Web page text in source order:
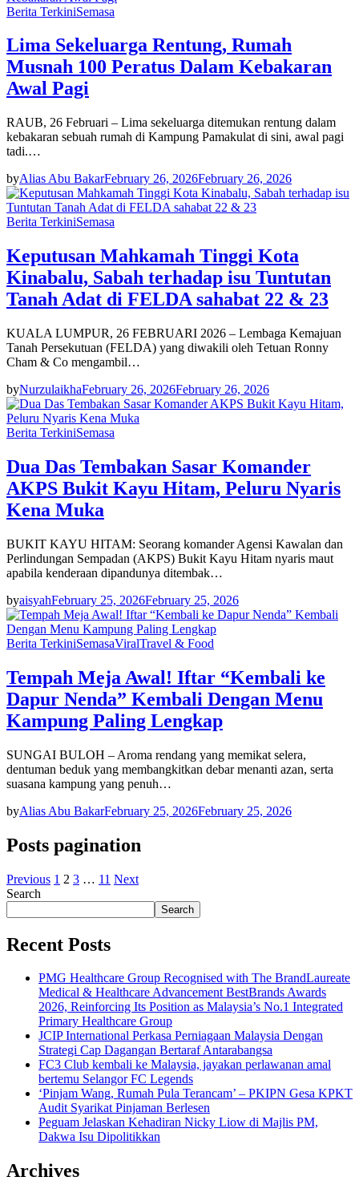
Berita TerkiniSemasa
Lima Sekeluarga Rentung, Rumah
Musnah 100 Peratus Dalam Kebakaran
Awal Pagi
RAUB, 26 Februari – Lima sekeluarga ditemukan rentung dalam
kebakaran sebuah rumah di Kampung Pamakulat di sini, awal pagi
tadi.…
byAlias Abu BakarFebruary 26, 2026February 26, 2026
Berita TerkiniSemasa
Keputusan Mahkamah Tinggi Kota
Kinabalu, Sabah terhadap isu Tuntutan
Tanah Adat di FELDA sahabat 22 & 23
KUALA LUMPUR, 26 FEBRUARI 2026 – Lembaga Kemajuan
Tanah Persekutuan (FELDA) yang diwakili oleh Tetuan Ronny
Cham & Co mengambil…
byNurzulaikhaFebruary 26, 2026February 26, 2026
Berita TerkiniSemasa
Dua Das Tembakan Sasar Komander
AKPS Bukit Kayu Hitam, Peluru Nyaris
Kena Muka
BUKIT KAYU HITAM: Seorang komander Agensi Kawalan dan
Perlindungan Sempadan (AKPS) Bukit Kayu Hitam nyaris maut
apabila kenderaan dipandunya ditembak…
byaisyahFebruary 25, 2026February 25, 2026
Berita TerkiniSemasaViralTravel & Food
Tempah Meja Awal! Iftar “Kembali ke
Dapur Nenda” Kembali Dengan Menu
Kampung Paling Lengkap
SUNGAI BULOH – Aroma rendang yang memikat selera,
dentuman beduk yang membangkitkan debar menanti azan, serta
suasana kampung yang penuh…
byAlias Abu BakarFebruary 25, 2026February 25, 2026
Posts pagination
Previous 1 2 3 … 11 Next
Search
Search
Recent Posts
PMG Healthcare Group Recognised with The BrandLaureate
Medical & Healthcare Advancement BestBrands Awards
2026, Reinforcing Its Position as Malaysia’s No.1 Integrated
Primary Healthcare Group
JCIP International Perkasa Perniagaan Malaysia Dengan
Strategi Cap Dagangan Bertaraf Antarabangsa
FC3 Club kembali ke Malaysia, jayakan perlawanan amal
bertemu Selangor FC Legends
‘Pinjam Wang, Rumah Pula Terancam’ – PKIPN Gesa KPKT
Audit Syarikat Pinjaman Berlesen
Peguam Jelaskan Kehadiran Nicky Liow di Majlis PM,
Dakwa Isu Dipolitikkan
Archives